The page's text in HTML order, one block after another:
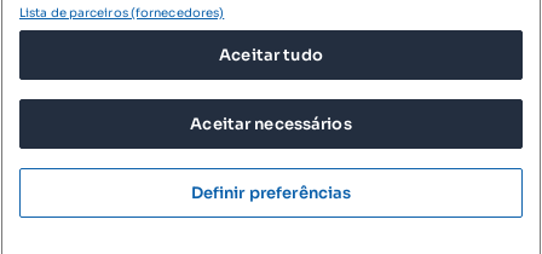
Mensagens
Ligar
© 2026 Imovirtual.com, OLX Portugal, S.A.
POLÍTICA DE PRIVACIDADE
Lista de parceiros (fornecedores)
Aceitar tudo
Aceitar necessários
Definir preferências